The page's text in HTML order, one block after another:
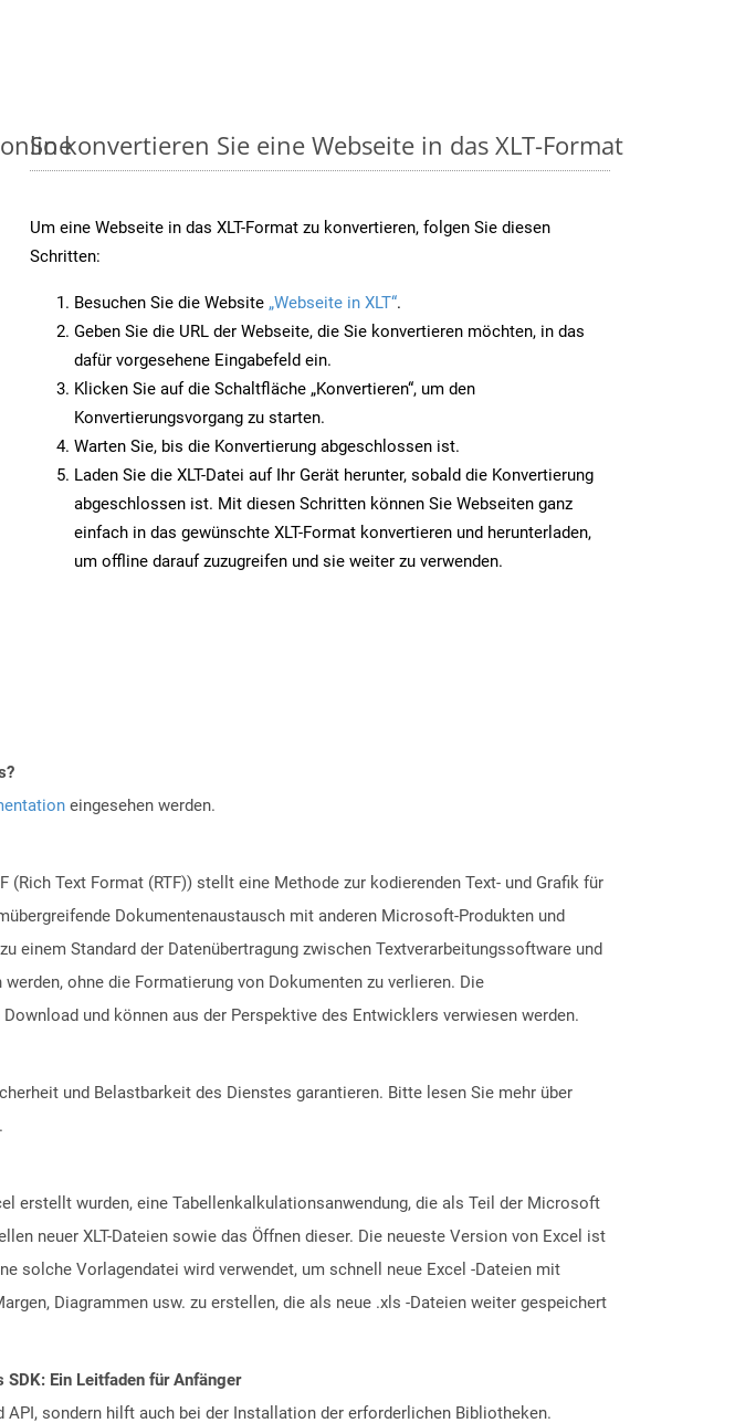
So konvertieren Sie eine Webseite in das XLT-Format
Um eine Webseite in das XLT-Format zu konvertieren, folgen Sie diesen
Schritten:
Besuchen Sie die Website „Webseite in XLT“.
Geben Sie die URL der Webseite, die Sie konvertieren möchten, in das
dafür vorgesehene Eingabefeld ein.
Klicken Sie auf die Schaltfläche „Konvertieren“, um den
Konvertierungsvorgang zu starten.
Warten Sie, bis die Konvertierung abgeschlossen ist.
Laden Sie die XLT-Datei auf Ihr Gerät herunter, sobald die Konvertierung
abgeschlossen ist. Mit diesen Schritten können Sie Webseiten ganz
einfach in das gewünschte XLT-Format konvertieren und herunterladen,
um offline darauf zuzugreifen und sie weiter zu verwenden.
eingesehen werden.
Text Format (RTF)) stellt eine Methode zur kodierenden Text- und Grafik für
Dokumentenaustausch mit anderen Microsoft-Produkten und
Standard der Datenübertragung zwischen Textverarbeitungssoftware und
ohne die Formatierung von Dokumenten zu verlieren. Die
und können aus der Perspektive des Entwicklers verwiesen werden.
und Belastbarkeit des Dienstes garantieren. Bitte lesen Sie mehr über
erstellt wurden, eine Tabellenkalkulationsanwendung, die als Teil der Microsoft
neuer XLT-Dateien sowie das Öffnen dieser. Die neueste Version von Excel ist
solche Vorlagendatei wird verwendet, um schnell neue Excel -Dateien mit
Diagrammen usw. zu erstellen, die als neue .xls -Dateien weiter gespeichert
SDK: Ein Leitfaden für Anfänger
sondern hilft auch bei der Installation der erforderlichen Bibliotheken.